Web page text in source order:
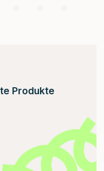
Produkte